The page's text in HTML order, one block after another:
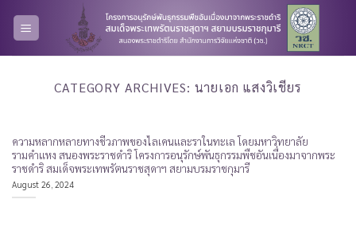
CATEGORY ARCHIVES: นายเอก แสงวิเชียร
ความหลากหลายทางชีวภาพของไลเคนและราในทะเล โดยมหาวิทยาลัย
รามคำแหง สนองพระราชดำริ โครงการอนุรักษ์พันธุกรรมพืชอันเนื่องมาจากพระ
ราชดำริ สมเด็จพระเทพรัตนราชสุดาฯ สยามบรมราชกุมารี
August 26, 2024